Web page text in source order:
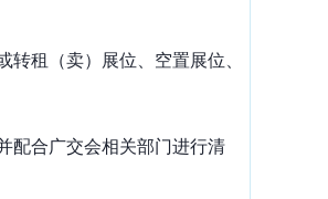
租（卖）展位、空置展位、
配合广交会相关部门进行清